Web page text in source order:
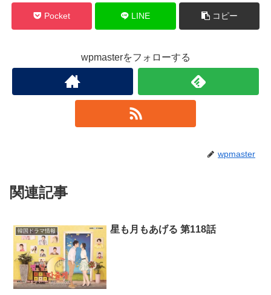
Pocket LINE コピー
wpmasterをフォローする
wpmaster
関連記事
韓国ドラマ情報 星も月もあげる 第118話